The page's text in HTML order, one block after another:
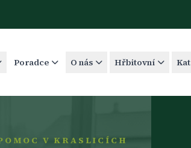
Poradce O nás Hřbitovní
V KRASLICÍCH